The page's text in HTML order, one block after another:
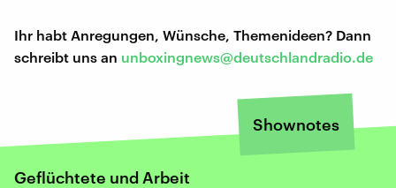
Ihr habt Anregungen, Wünsche, Themenideen? Dann
schreibt uns an unboxingnews@deutschlandradio.de
Shownotes
Geflüchtete und Arbeit